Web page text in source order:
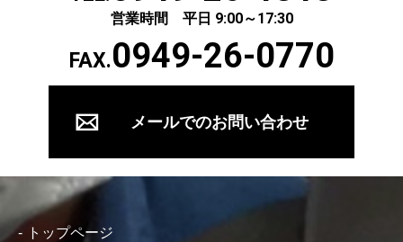
営業時間 平日 9:00～17:30
FAX.0949-26-0770
メールでのお問い合わせ
トップページ